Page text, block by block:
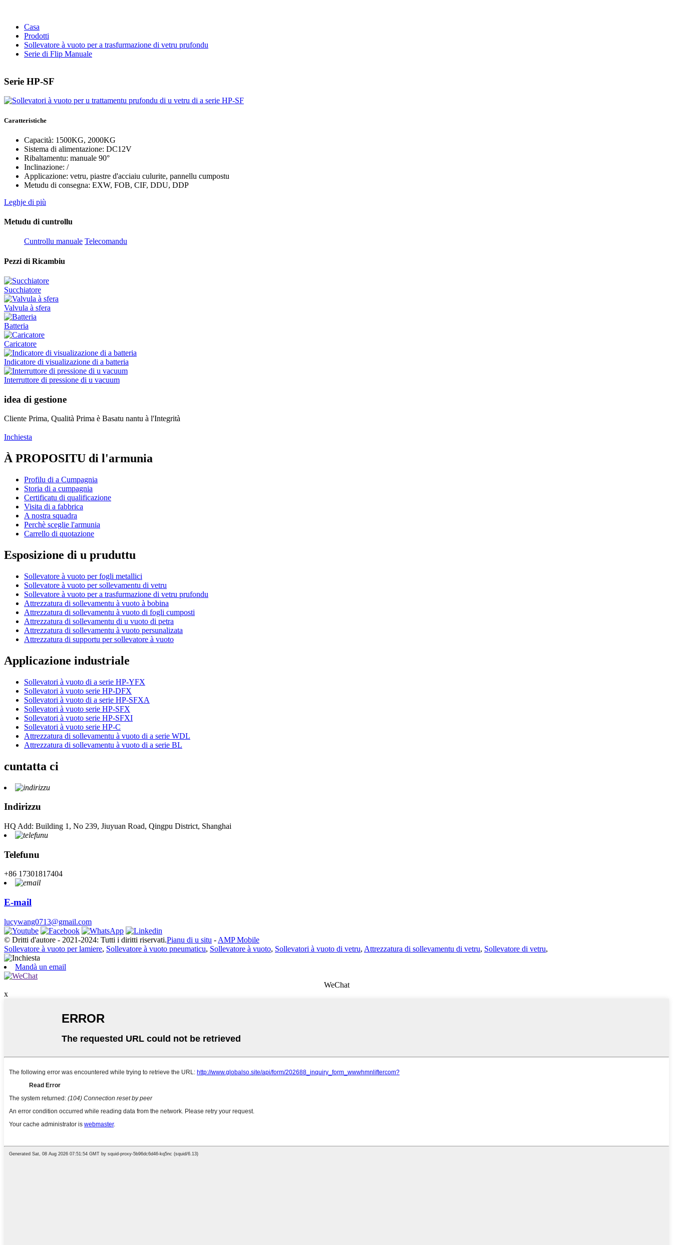
Casa
Prodotti
Sollevatore à vuoto per a trasfurmazione di vetru prufondu
Serie di Flip Manuale
Serie HP-SF
Caratteristiche
Capacità: 1500KG, 2000KG
Sistema di alimentazione: DC12V
Ribaltamentu: manuale 90°
Inclinazione: /
Applicazione: vetru, piastre d'acciaiu culurite, pannellu cumpostu
Metudu di consegna: EXW, FOB, CIF, DDU, DDP
Leghje di più
Metudu di cuntrollu
Cuntrollu manuale Telecomandu
Pezzi di Ricambiu
Succhiatore
Valvula à sfera
Batteria
Caricatore
Indicatore di visualizazione di a batteria
Interruttore di pressione di u vacuum
idea di gestione
Cliente Prima, Qualità Prima è Basatu nantu à l'Integrità
Inchiesta
À PROPOSITU di l'armunia
Profilu di a Cumpagnia
Storia di a cumpagnia
Certificatu di qualificazione
Visita di a fabbrica
A nostra squadra
Perchè sceglie l'armunia
Carrello di quotazione
Esposizione di u pruduttu
Sollevatore à vuoto per fogli metallici
Sollevatore à vuoto per sollevamentu di vetru
Sollevatore à vuoto per a trasfurmazione di vetru prufondu
Attrezzatura di sollevamentu à vuoto à bobina
Attrezzatura di sollevamentu à vuoto di fogli cumposti
Attrezzatura di sollevamentu di u vuoto di petra
Attrezzatura di sollevamentu à vuoto persunalizata
Attrezzatura di supportu per sollevatore à vuoto
Applicazione industriale
Sollevatori à vuoto di a serie HP-YFX
Sollevatori à vuoto serie HP-DFX
Sollevatori à vuoto di a serie HP-SFXA
Sollevatori à vuoto serie HP-SFX
Sollevatori à vuoto serie HP-SFXI
Sollevatori à vuoto serie HP-C
Attrezzatura di sollevamentu à vuoto di a serie WDL
Attrezzatura di sollevamentu à vuoto di a serie BL
cuntatta ci
Indirizzu
HQ Add: Building 1, No 239, Jiuyuan Road, Qingpu District, Shanghai
Telefunu
+86 17301817404
E-mail
lucywang0713@gmail.com
© Dritti d'autore - 2021-2024: Tutti i diritti riservati.Pianu di u situ - AMP Mobile
Sollevatore à vuoto per lamiere, Sollevatore à vuoto pneumaticu, Sollevatore à vuoto, Sollevatori à vuoto di vetru, Attrezzatura di sollevamentu di vetru, Sollevatore di vetru,
Mandà un email
WeChat
x